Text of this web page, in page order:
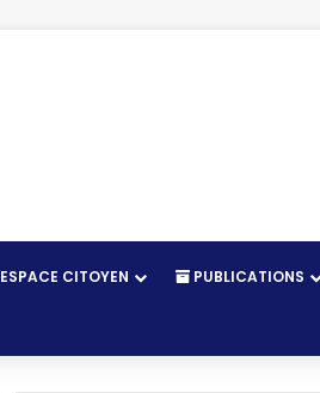
ESPACE CITOYEN PUBLICATIONS